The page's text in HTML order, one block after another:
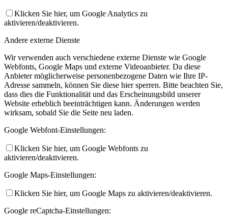
Klicken Sie hier, um Google Analytics zu
aktivieren/deaktivieren.
Andere externe Dienste
Wir verwenden auch verschiedene externe Dienste wie Google
Webfonts, Google Maps und externe Videoanbieter. Da diese
Anbieter möglicherweise personenbezogene Daten wie Ihre IP-
Adresse sammeln, können Sie diese hier sperren. Bitte beachten Sie,
dass dies die Funktionalität und das Erscheinungsbild unserer
Website erheblich beeinträchtigen kann. Änderungen werden
wirksam, sobald Sie die Seite neu laden.
Google Webfont-Einstellungen:
Klicken Sie hier, um Google Webfonts zu
aktivieren/deaktivieren.
Google Maps-Einstellungen:
Klicken Sie hier, um Google Maps zu aktivieren/deaktivieren.
Google reCaptcha-Einstellungen: